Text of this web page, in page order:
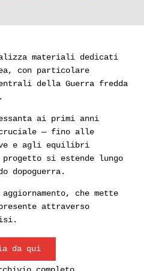
materiali dedicati
con particolare
della Guerra fredda
ai primi anni
cruciale — fino alle
e agli equilibri
si estende lungo
dopoguerra.
che mette
attraverso
da qui